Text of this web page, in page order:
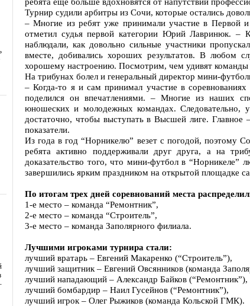
Турнир судили арбитры из Сочи, которые остались
– Многие из ребят уже принимали участие в Первой
отметил судья первой категории Юрий Лавринюк. –
наблюдали, как довольно сильные участники
вместе, добивались хороших результатов. В любом
хорошему настроению. Посмотрим, чем удивят
На трибунах болел и генеральный директор мини-
– Когда-то я и сам принимал участие в
поделился он впечатлениями. – Многие из наших
юношеских и молодежных командах. Следовательно,
достаточно, чтобы выступать в Высшей лиге.
показатели.
Из года в год “Норникелю” везет с погодой, поэтому
ребята активно поддерживали друг друга, а на
доказательство того, что мини-футбол в
завершились ярким праздником на открытой площадке
По итогам трех дней соревнований места
1-е место – команда “Ремонтник”,
2-е место – команда “Строитель”,
3-е место – команда Заполярного филиала.
Лучшими игроками турнира стали:
лучший вратарь – Евгений Макаренко (“Строитель”),
лучший защитник – Евгений Овсянников (команда
лучший нападающий – Александр Байков (“Ремонтник”),
лучший бомбардир – Наил Гусейнов (“Ремонтник”),
лучший игрок – Олег Рыжиков (команда Кольской ГМК).